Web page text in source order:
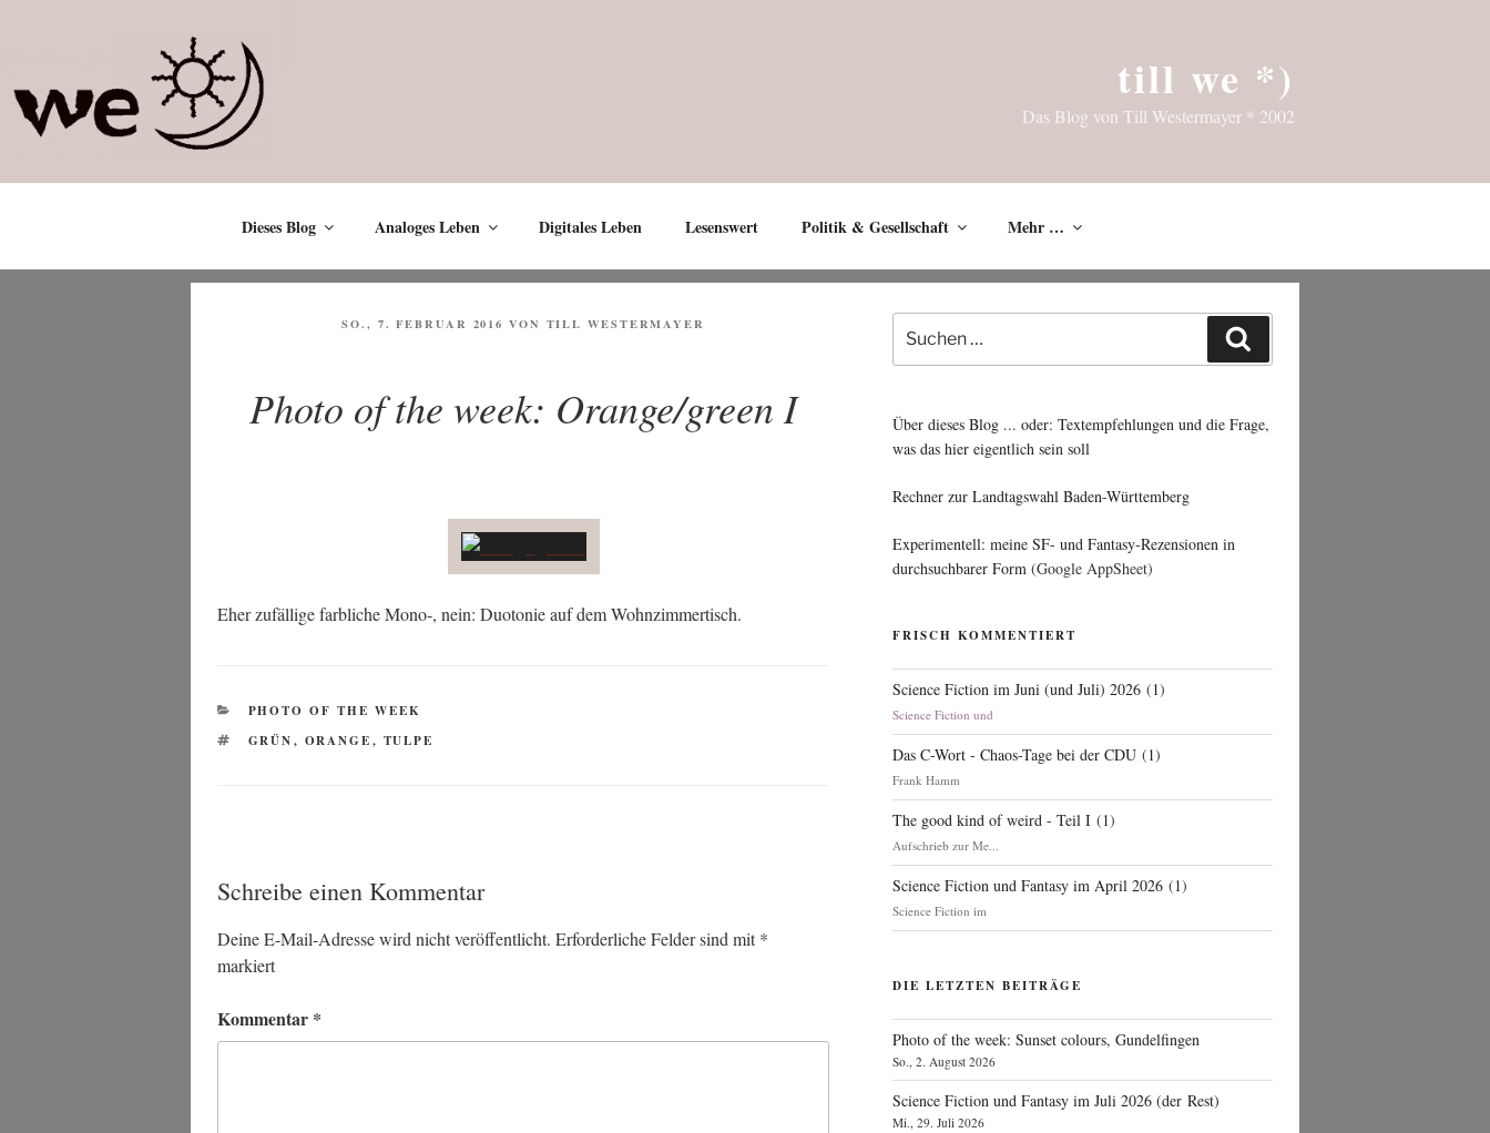
till we *)
Das Blog von Till Westermayer * 2002
Dieses Blog Analoges Leben Digitales Leben Lesenswert Politik & Gesellschaft Mehr …
VERÖFFENTLICHT
SO., 7. FEBRUAR 2016 VON TILL WESTERMAYER
Photo of the week: Orange/green I
Eher zufäl­li­ge farb­li­che Mono‑, nein: Duo­to­nie auf dem Wohnzimmertisch.
KATEGORIEN
PHOTO OF THE WEEK
SCHLAGWÖRTER
GRÜN, ORANGE, TULPE
Schreibe einen Kommentar
Deine E-Mail-Adresse wird nicht veröffentlicht. Erforderliche Felder sind mit*
markiert
Kommentar *
nach:
Über dieses Blog ... oder: Textempfehlungen und die Frage,
was das hier eigentlich sein soll
Rechner zur Landtagswahl Baden-Württemberg
Experimentell: meine SF- und Fantasy-Rezensionen in
durchsuchbarer Form (Google AppSheet)
FRISCH KOMMENTIERT
Science Fiction im Juni (und Juli) 2026 (1)
Science Fiction und
Das C-Wort - Chaos-Tage bei der CDU (1)
Frank Hamm
The good kind of weird - Teil I (1)
Aufschrieb zur Me...
Science Fiction und Fantasy im April 2026 (1)
Science Fiction im
DIE LETZTEN BEITRÄGE
Photo of the week: Sunset colours, Gundelfingen
So., 2. August 2026
Science Fiction und Fantasy im Juli 2026 (der Rest)
Mi., 29. Juli 2026